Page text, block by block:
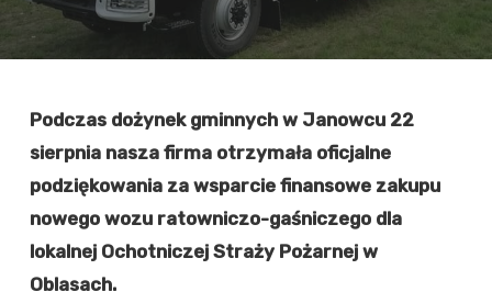
Podczas dożynek gminnych w Janowcu 22
sierpnia nasza firma otrzymała oficjalne
podziękowania za wsparcie finansowe zakupu
nowego wozu ratowniczo-gaśniczego dla
lokalnej Ochotniczej Straży Pożarnej w
Oblasach.